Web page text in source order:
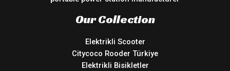
Our Collection
Elektrikli Scooter
Citycoco Rooder Türkiye
Elektrikli Bisikletler